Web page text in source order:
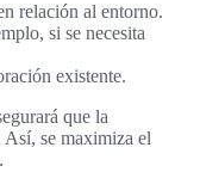
relación al entorno.
si se necesita
existente.
que la
se maximiza el